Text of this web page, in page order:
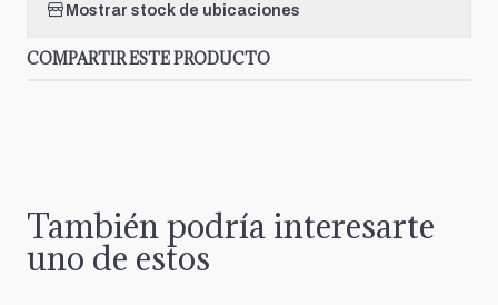
Mostrar stock de ubicaciones
COMPARTIR ESTE PRODUCTO
También podría interesarte
uno de estos